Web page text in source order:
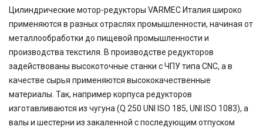
Цилиндрические мотор-редукторы VARMEC Италия широко
применяются в разных отраслях промышленности, начиная от
металлообработки до пищевой промышленности и
производства текстиля. В производстве редукторов
задействованы высокоточные станки с ЧПУ типа CNC, а в
качестве сырья применяются высококачественные
материалы. Так, например корпуса редукторов
изготавливаются из чугуна (Q 250 UNI ISO 185, UNI ISO 1083), а
валы и шестерни из закаленной с последующим отпуском